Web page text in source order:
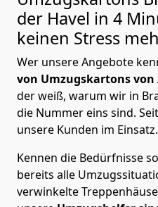
der Havel in 4
keinen Stress
Wer unsere Angebote
von Umzugskartons von
der weiß, warum wir in
die Nummer eins sind.
unsere Kunden im Einsatz.
Kennen die Bedürfnisse
bereits alle
verwinkelte